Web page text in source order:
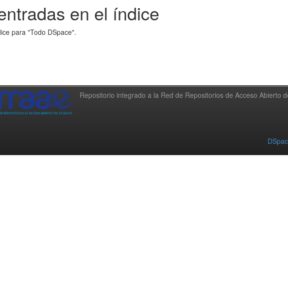
en el índice
para "Todo DSpace".
Repositorio integrado a la Red de Repositorios de Acceso Abierto